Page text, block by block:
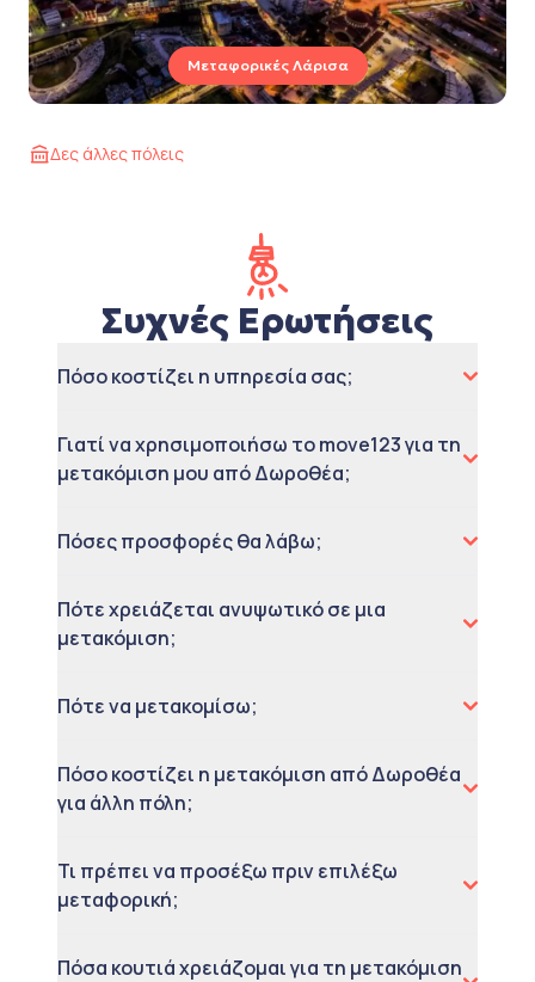
Μεταφορικές Λάρισα
Δες άλλες πόλεις
Συχνές Ερωτήσεις
Πόσο κοστίζει η υπηρεσία σας;
Γιατί να χρησιμοποιήσω το move123 για τη
μετακόμιση μου από Δωροθέα;
Πόσες προσφορές θα λάβω;
Πότε χρειάζεται ανυψωτικό σε μια
μετακόμιση;
Πότε να μετακομίσω;
Πόσο κοστίζει η μετακόμιση από Δωροθέα
για άλλη πόλη;
Τι πρέπει να προσέξω πριν επιλέξω
μεταφορική;
Πόσα κουτιά χρειάζομαι για τη μετακόμιση